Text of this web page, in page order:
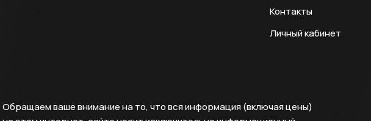
Контакты
Личный кабинет
Обращаем ваше внимание на то, что вся информация (включая цены)